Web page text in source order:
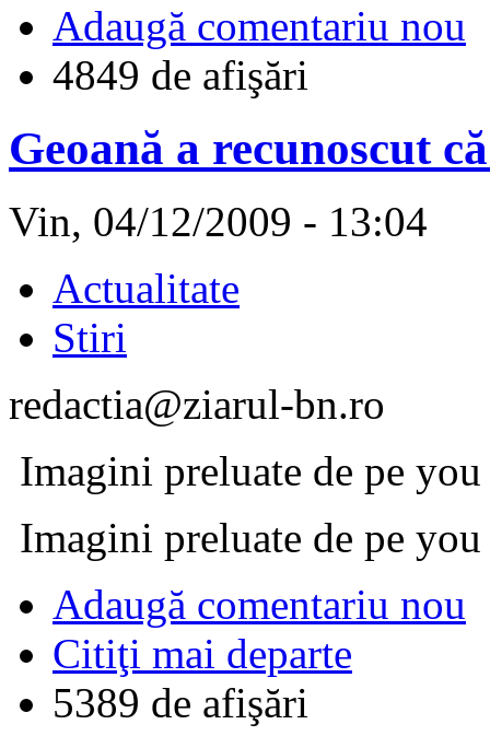
Adaugă comentariu nou
4849 de afişări
Geoană a recunoscut
Vin, 04/12/2009 - 13:04
Actualitate
Stiri
redactia@ziarul-bn.ro
Imagini preluate de pe
Imagini preluate de pe
Adaugă comentariu nou
Citiţi mai departe
5389 de afişări